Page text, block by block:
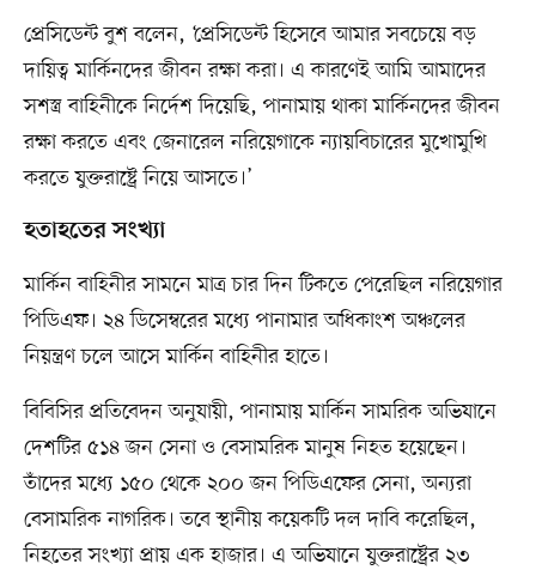
প্রেসিডেন্ট বুশ বলেন, ‘প্রেসিডেন্ট হিসেবে আমার সবচেয়ে বড়
দায়িত্ব মার্কিনদের জীবন রক্ষা করা। এ কারণেই আমি আমাদের
সশস্ত্র বাহিনীকে নির্দেশ দিয়েছি, পানামায় থাকা মার্কিনদের জীবন
রক্ষা করতে এবং জেনারেল নরিয়েগাকে ন্যায়বিচারের মুখোমুখি
করতে যুক্তরাষ্ট্রে নিয়ে আসতে।’
হতাহতের সংখ্যা
মার্কিন বাহিনীর সামনে মাত্র চার দিন টিকতে পেরেছিল নরিয়েগার
পিডিএফ। ২৪ ডিসেম্বরের মধ্যে পানামার অধিকাংশ অঞ্চলের
নিয়ন্ত্রণ চলে আসে মার্কিন বাহিনীর হাতে।
বিবিসির প্রতিবেদন অনুযায়ী, পানামায় মার্কিন সামরিক অভিযানে
দেশটির ৫১৪ জন সেনা ও বেসামরিক মানুষ নিহত হয়েছেন।
তাঁদের মধ্যে ১৫০ থেকে ২০০ জন পিডিএফের সেনা, অন্যরা
বেসামরিক নাগরিক। তবে স্থানীয় কয়েকটি দল দাবি করেছিল,
নিহতের সংখ্যা প্রায় এক হাজার। এ অভিযানে যুক্তরাষ্ট্রের ২৩